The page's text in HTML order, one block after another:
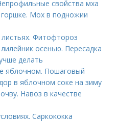
свойства мха
Мох в подножии
Фитофтороз
осенью. Пересадка
делать
яблочном. Пошаговый
в яблочном соке на зиму
Навоз в качестве
Саркококка